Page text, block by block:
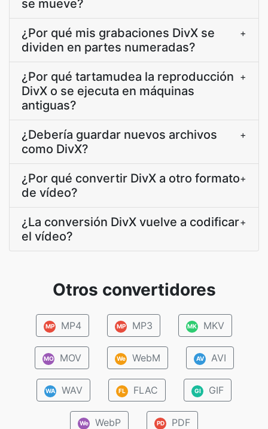
se mueve?
¿Por qué mis grabaciones DivX se
dividen en partes numeradas?
+
¿Por qué tartamudea la reproducción
DivX o se ejecuta en máquinas
antiguas?
+
¿Debería guardar nuevos archivos
como DivX?
+
¿Por qué convertir DivX a otro formato
de vídeo?
+
¿La conversión DivX vuelve a codificar
el vídeo?
+
Otros convertidores
MP MP4 MP MP3 MK MKV
MO MOV We WebM AV AVI
WA WAV FL FLAC GI GIF
We WebP PD PDF